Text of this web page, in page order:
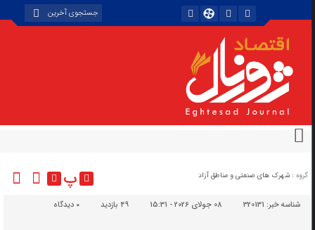
گروه : شهرک های صنعتی و مناطق آزاد پ
شناسه خبر:320131 08 جولای 2026 - 15:31 49 بازدید دیدگاه